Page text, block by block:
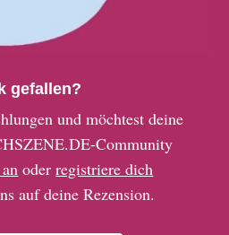
gefallen?
und möchtest deine
Community
oderregistriere dich
auf deine Rezension.